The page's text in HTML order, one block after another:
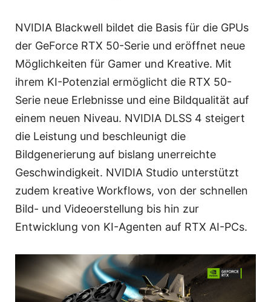
NVIDIA Blackwell bildet die Basis für die GPUs
der GeForce RTX 50-Serie und eröffnet neue
Möglichkeiten für Gamer und Kreative. Mit
ihrem KI-Potenzial ermöglicht die RTX 50-
Serie neue Erlebnisse und eine Bildqualität auf
einem neuen Niveau. NVIDIA DLSS 4 steigert
die Leistung und beschleunigt die
Bildgenerierung auf bislang unerreichte
Geschwindigkeit. NVIDIA Studio unterstützt
zudem kreative Workflows, von der schnellen
Bild- und Videoerstellung bis hin zur
Entwicklung von KI-Agenten auf RTX AI-PCs.